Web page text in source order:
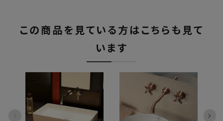
この商品を見ている方はこちらも見て
います